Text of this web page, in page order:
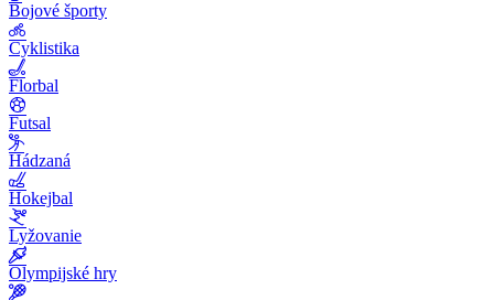
Bojové športy
Cyklistika
Florbal
Futsal
Hádzaná
Hokejbal
Lyžovanie
Olympijské hry